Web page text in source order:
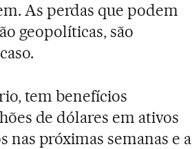
As perdas que podem
geopolíticas, são
tem benefícios
de dólares em ativos
nas próximas semanas e a